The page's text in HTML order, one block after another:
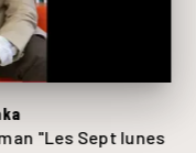
"Les Sept lunes